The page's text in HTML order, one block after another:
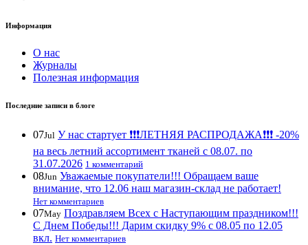
Информация
О нас
Журналы
Полезная информация
Последние записи в блоге
07Jul У нас стартует ❗️❗️❗️ЛЕТНЯЯ РАСПРОДАЖА❗️❗️❗️ -20%
на весь летний ассортимент тканей с 08.07. по
31.07.2026 1 комментарий
08Jun Уважаемые покупатели!!! Обращаем ваше
внимание, что 12.06 наш магазин-склад не работает!
Нет комментариев
07May Поздравляем Всех с Наступающим праздником!!!
С Днем Победы!!! Дарим скидку 9% с 08.05 по 12.05
вкл. Нет комментариев